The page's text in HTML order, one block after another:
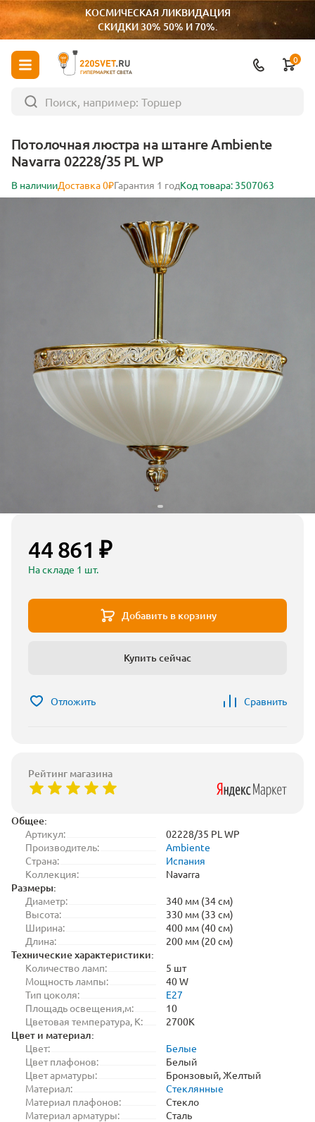
КОСМИЧЕСКАЯ ЛИКВИДАЦИЯ
СКИДКИ 30% 50% И 70%.
ГИПЕРМАРКЕТ СВЕТА
0
Потолочная люстра на штанге Ambiente
Navarra 02228/35 PL WP
В наличииДоставка 0₽Гарантия 1 годКод товара: 3507063
Общее:
Артикул:
02228/35 PL WP
Производитель:
Ambiente
Страна:
Испания
Коллекция:
Navarra
Размеры:
Диаметр:
340 мм (34 см)
Высота:
330 мм (33 см)
Ширина:
400 мм (40 см)
Длина:
200 мм (20 см)
Технические характеристики:
Количество ламп:
5 шт
Мощность лампы:
40 W
Тип цоколя:
E27
Площадь освещения,м:
10
Цветовая температура, K:
2700K
Цвет и материал:
Цвет:
Белые
Цвет плафонов:
Белый
Цвет арматуры:
Бронзовый, Желтый
Материал:
Стеклянные
Материал плафонов:
Стекло
Материал арматуры:
Сталь
44 861 ₽
На складе 1 шт.
Добавить в корзину
Купить сейчас
Отложить Сравнить
Рейтинг магазина